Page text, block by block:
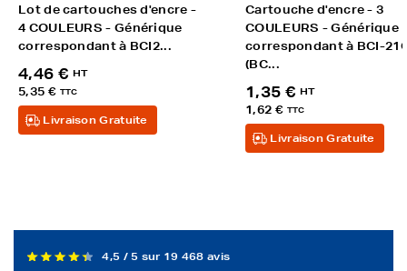
Lot de cartouches d'encre -
4 COULEURS - Générique
correspondant à BCI2...
4,46 € HT
5,35 € TTC
Livraison Gratuite
Cartouche d'encre - 3
COULEURS - Générique
correspondant à BCI-
(BC...
1,35 € HT
1,62 € TTC
Livraison Gratuite
4,5 / 5 sur 19 468 avis